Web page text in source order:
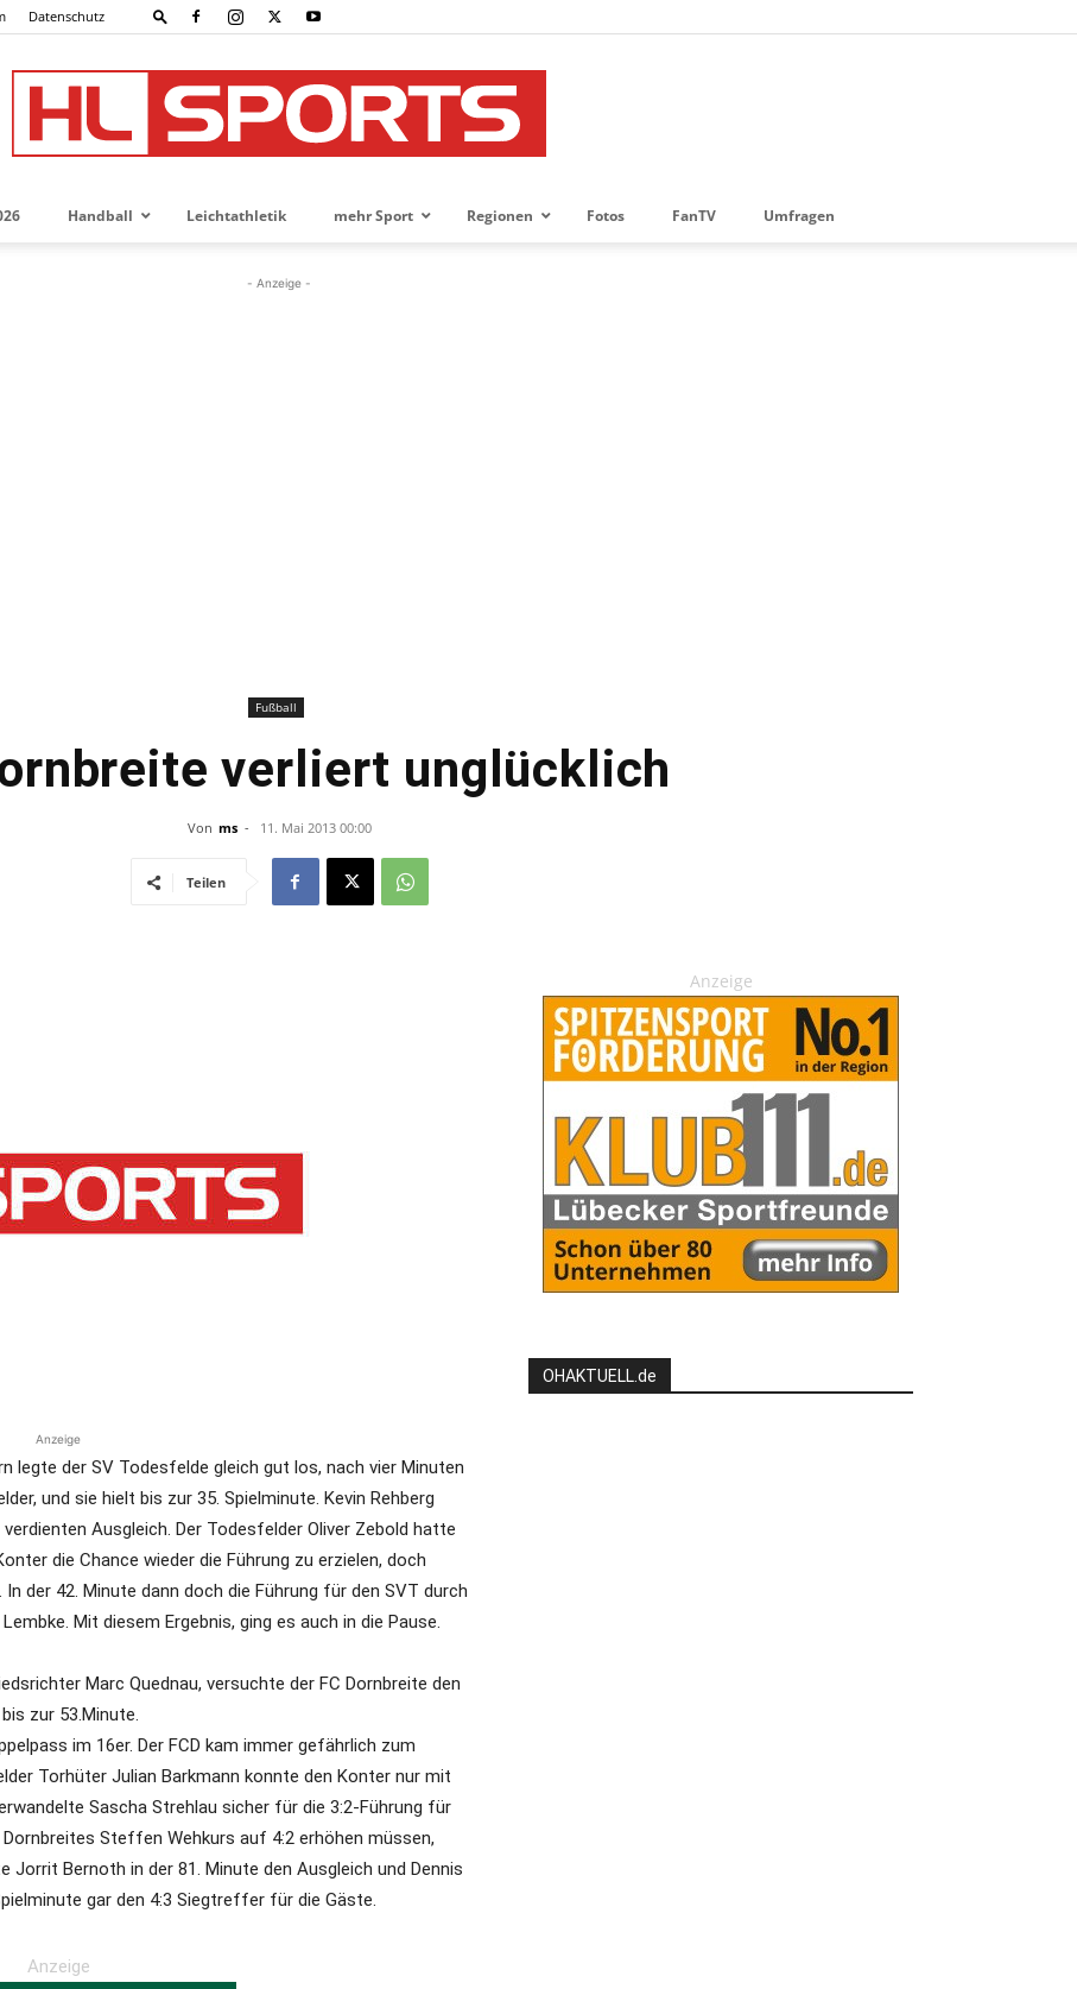
Datenschutz
Sport-
die
Lübeck
Handball Leichtathletik mehr Sport Regionen Fotos FanTV Umfragen
- Anzeige -
Fußball
verliert unglücklich
Von ms - 11. Mai 2013 00:00
Teilen
Anzeige
legte der SV Todesfelde gleich gut los, nach vier Minuten
und sie hielt bis zur 35. Spielminute. Kevin Rehberg
Ausgleich. Der Todesfelder Oliver Zebold hatte
die Chance wieder die Führung zu erzielen, doch
der 42. Minute dann doch die Führung für den SVT durch
Mit diesem Ergebnis, ging es auch in die Pause.
Marc Quednau, versuchte der FC Dornbreite den
zur 53.Minute.
im 16er. Der FCD kam immer gefährlich zum
Torhüter Julian Barkmann konnte den Konter nur mit
Sascha Strehlau sicher für die 3:2-Führung für
Steffen Wehkurs auf 4:2 erhöhen müssen,
Jorrit Bernoth in der 81. Minute den Ausgleich und Dennis
gar den 4:3 Siegtreffer für die Gäste.
Anzeige
Anzeige